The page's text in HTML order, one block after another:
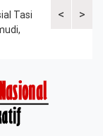
<
Tasi
Kapolres
>